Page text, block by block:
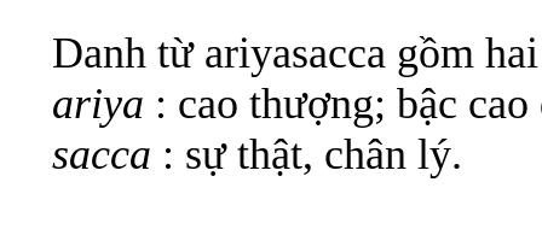
Danh từ ariyasacca gồm
ariya : cao thượng; bậc
sacca : sự thật, chân lý.